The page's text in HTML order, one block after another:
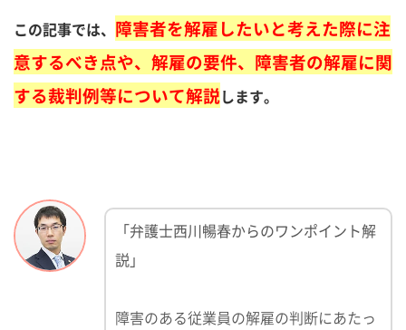
この記事では、 障害者を解雇したいと考えた際に注
意するべき点や、解雇の要件、障害者の解雇に関
する裁判例等について解説します。
「弁護士西川暢春からのワンポイント解
説」
障害のある従業員の解雇の判断にあたっ